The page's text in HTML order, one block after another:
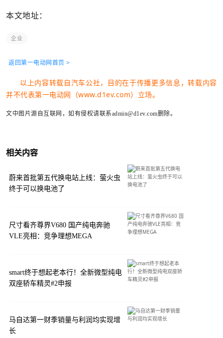
本文地址：
企业
返回第一电动网首页 >
以上内容转载自汽车公社，目的在于传播更多信息，转载内容
并不代表第一电动网（www.d1ev.com）立场。
文中图片源自互联网，如有侵权请联系admin@d1ev.com删除。
相关内容
蔚来首批第五代换电站上线：萤火虫
终于可以换电池了
尺寸看齐尊界V680 国产纯电奔驰
VLE亮相：竞争理想MEGA
smart终于想起老本行！全新微型纯电
双座轿车精灵#2申报
马自达第一财季销量与利润均实现增
长